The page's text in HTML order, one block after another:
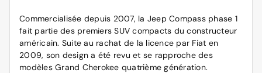
Commercialisée depuis 2007, la Jeep Compass phase 1
fait partie des premiers SUV compacts du constructeur
américain. Suite au rachat de la licence par Fiat en
2009, son design a été revu et se rapproche des
modèles Grand Cherokee quatrième génération.